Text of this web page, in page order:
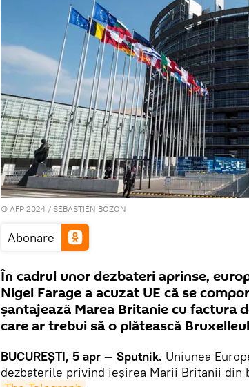
© AFP 2024 / SEBASTIEN BOZON
Abonare
În cadrul unor dezbateri aprinse,
Nigel Farage a acuzat UE că se
șantajează Marea Britanie cu factura
care ar trebui să o plătească
BUCUREȘTI, 5 apr — Sputnik. Uniunea
dezbaterile privind ieșirea Marii Britanii din